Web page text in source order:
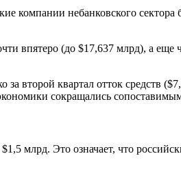
небанковского сектора
впятеро (до $17,637 млрд), а еще
второй квартал отток средств
сокращались
млрд. Это означает, что